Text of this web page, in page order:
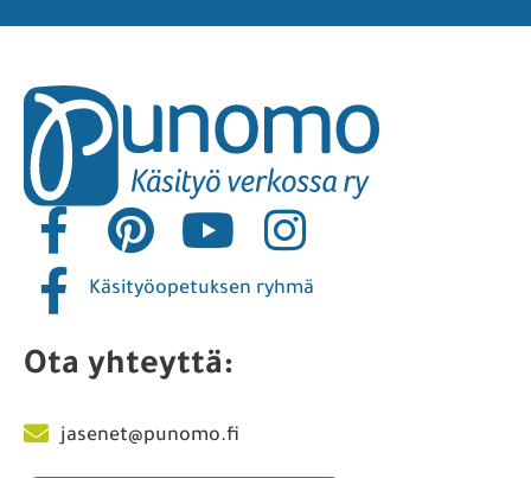
Käsityöopetuksen ryhmä
Ota yhteyttä:
jasenet@punomo.fi